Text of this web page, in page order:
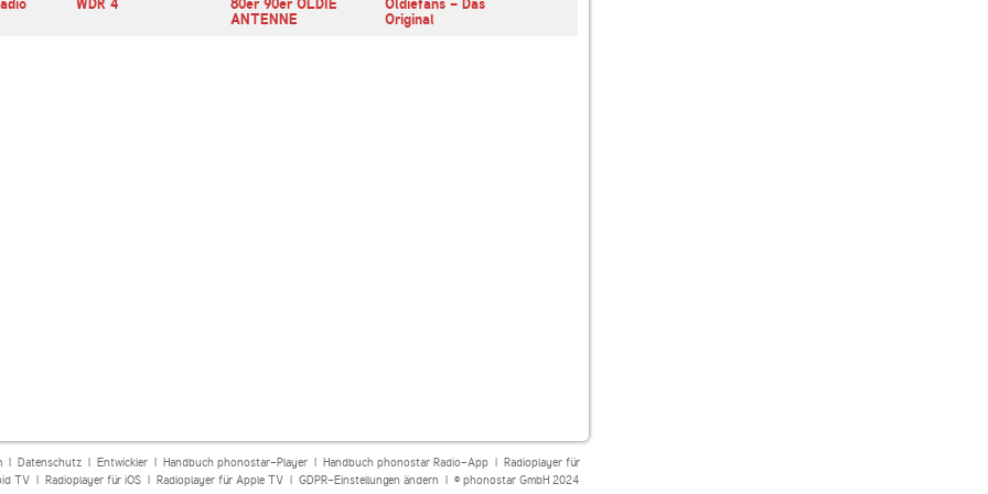
WDR 4
80er 90er OLDIE
ANTENNE
Oldiefans - Das
Original
| Datenschutz| Entwickler| Handbuch phonostar-Player| Handbuch phonostar Radio-App| Radioplayer für
TV| Radioplayer für iOS| Radioplayer für Apple TV| GDPR-Einstellungen ändern | © phonostar GmbH 2024